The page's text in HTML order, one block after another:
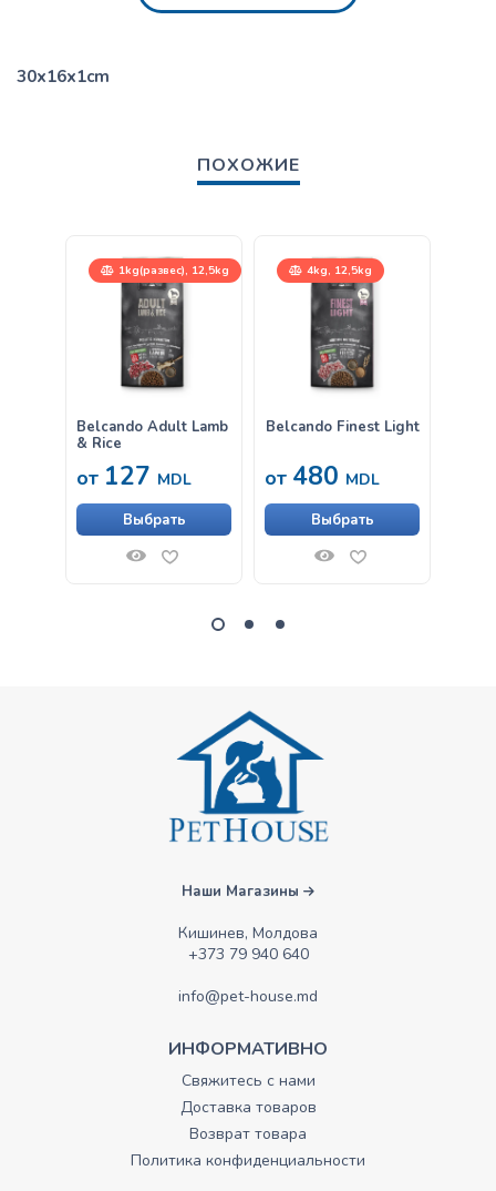
30x16x1cm
ПОХОЖИЕ
1kg(развес), 12,5kg
Belcando Adult Lamb
& Rice
от 127 MDL
Выбрать
4kg, 12,5kg
Belcando Finest Light
от 480 MDL
Выбрать
Наши Магазины
Кишинев, Молдова
+373 79 940 640
info@pet-house.md
ИНФОРМАТИВНО
Свяжитесь с нами
Доставка товаров
Возврат товара
Политика конфиденциальности